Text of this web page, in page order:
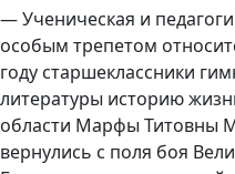
— Ученическая и
особым трепетом
году старшеклассники
литературы историю
области Марфы Титовны
вернулись с поля боя